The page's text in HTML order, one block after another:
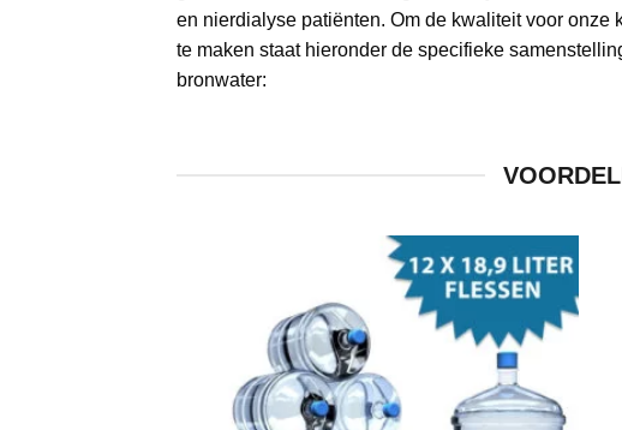
en nierdialyse patiënten. Om de kwaliteit voor onze
te maken staat hieronder de specifieke
bronwater: